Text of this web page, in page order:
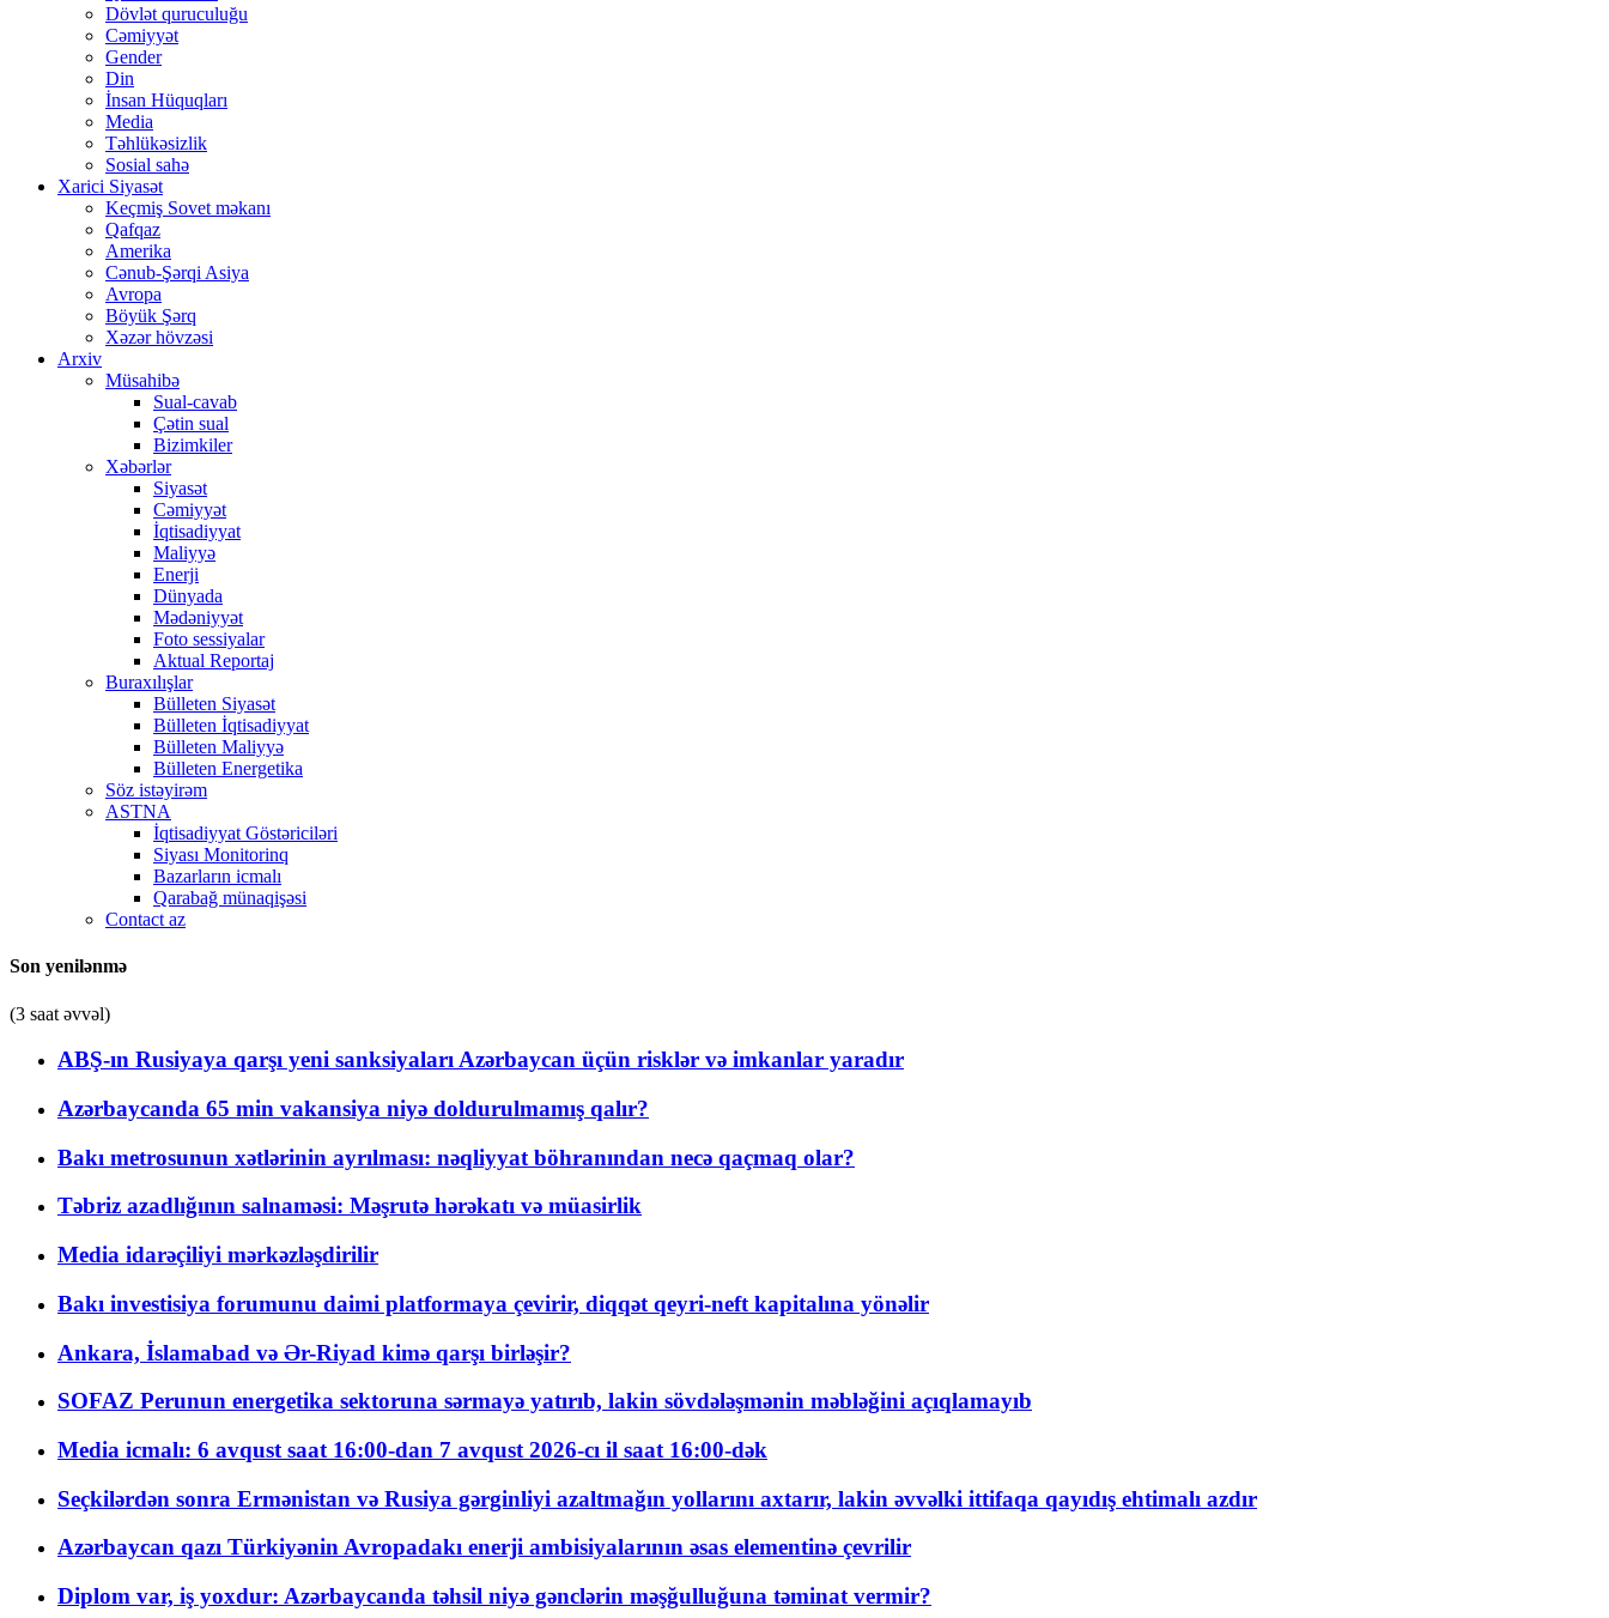
Dövlət quruculuğu
Cəmiyyət
Gender
Din
İnsan Hüquqları
Media
Təhlükəsizlik
Sosial sahə
Xarici Siyasət
Keçmiş Sovet məkanı
Qafqaz
Amerika
Cənub-Şərqi Asiya
Avropa
Böyük Şərq
Xəzər hövzəsi
Arxiv
Müsahibə
Sual-cavab
Çətin sual
Bizimkiler
Xəbərlər
Siyasət
Cəmiyyət
İqtisadiyyat
Maliyyə
Enerji
Dünyada
Mədəniyyət
Foto sessiyalar
Aktual Reportaj
Buraxılışlar
Bülleten Siyasət
Bülleten İqtisadiyyat
Bülleten Maliyyə
Bülleten Energetika
Söz istəyirəm
ASTNA
İqtisadiyyat Göstəriciləri
Siyası Monitorinq
Bazarların icmalı
Qarabağ münaqişəsi
Contact az
Son yenilənmə
(3 saat əvvəl)
ABŞ-ın Rusiyaya qarşı yeni sanksiyaları Azərbaycan üçün risklər və imkanlar yaradır
Azərbaycanda 65 min vakansiya niyə doldurulmamış qalır?
Bakı metrosunun xətlərinin ayrılması: nəqliyyat böhranından necə qaçmaq olar?
Təbriz azadlığının salnaməsi: Məşrutə hərəkatı və müasirlik
Media idarəçiliyi mərkəzləşdirilir
Bakı investisiya forumunu daimi platformaya çevirir, diqqət qeyri-neft kapitalına yönəlir
Ankara, İslamabad və Ər-Riyad kimə qarşı birləşir?
SOFAZ Perunun energetika sektoruna sərmayə yatırıb, lakin sövdələşmənin məbləğini açıqlamayıb
Media icmalı: 6 avqust saat 16:00-dan 7 avqust 2026-cı il saat 16:00-dək
Seçkilərdən sonra Ermənistan və Rusiya gərginliyi azaltmağın yollarını axtarır, lakin əvvəlki ittifaqa qayıdış ehtimalı azdır
Azərbaycan qazı Türkiyənin Avropadakı enerji ambisiyalarının əsas elementinə çevrilir
Diplom var, iş yoxdur: Azərbaycanda təhsil niyə gənclərin məşğulluğuna təminat vermir?